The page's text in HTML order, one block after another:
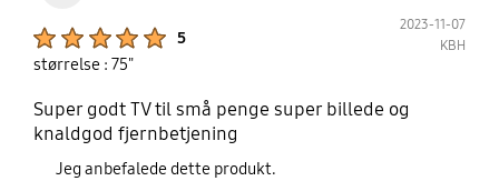
5
2023-11-07
KBH
størrelse : 75"
Super godt TV til små penge super billede og
knaldgod fjernbetjening
Jeg anbefalede dette produkt.